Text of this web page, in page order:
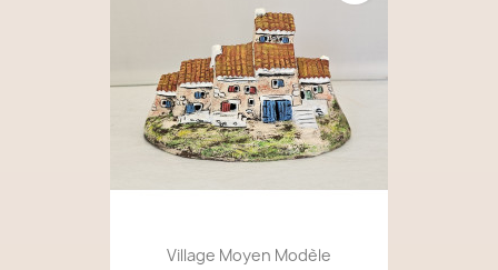
Village Moyen Modèle